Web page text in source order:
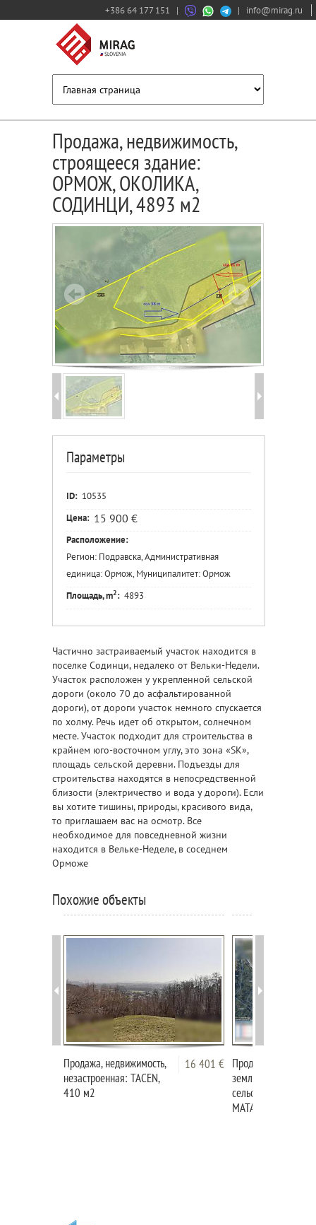
+386 64 177 151 | | info@mirag.ru
Продажа, недвижимость,
строящееся здание:
ОРМОЖ, ОКОЛИКА,
СОДИНЦИ, 4893 м2
Параметры
ID: 10535
Цена: 15 900 €
Расположение:
Регион: Подравска, Административная
единица: Ормож, Муниципалитет: Ормож
Площадь, m2: 4893
Частично застраиваемый участок находится в
поселке Содинци, недалеко от Вельки-Недели.
Участок расположен у укрепленной сельской
дороги (около 70 до асфальтированной
дороги), от дороги участок немного спускается
по холму. Речь идет об открытом, солнечном
месте. Участок подходит для строительства в
крайнем юго-восточном углу, это зона «SK»,
площадь сельской деревни. Подъезды для
строительства находятся в непосредственной
близости (электричество и вода у дороги). Если
вы хотите тишины, природы, красивого вида,
то приглашаем вас на осмотр. Все
необходимое для повседневной жизни
находится в Вельке-Неделе, в соседнем
Орможe
Похожие объекты
16 401 €
Продажа, недвижимость,
незастроенная: TACEN,
410 м2
Продажа,
земля
МАТАВУН, 3913 м2